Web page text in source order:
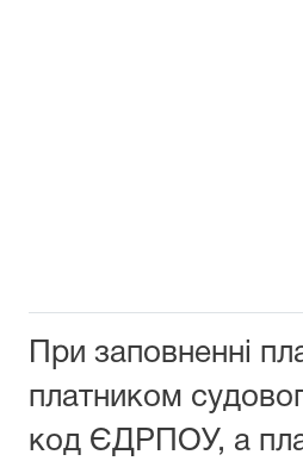
При заповненні
платником
код ЄДРПОУ, а